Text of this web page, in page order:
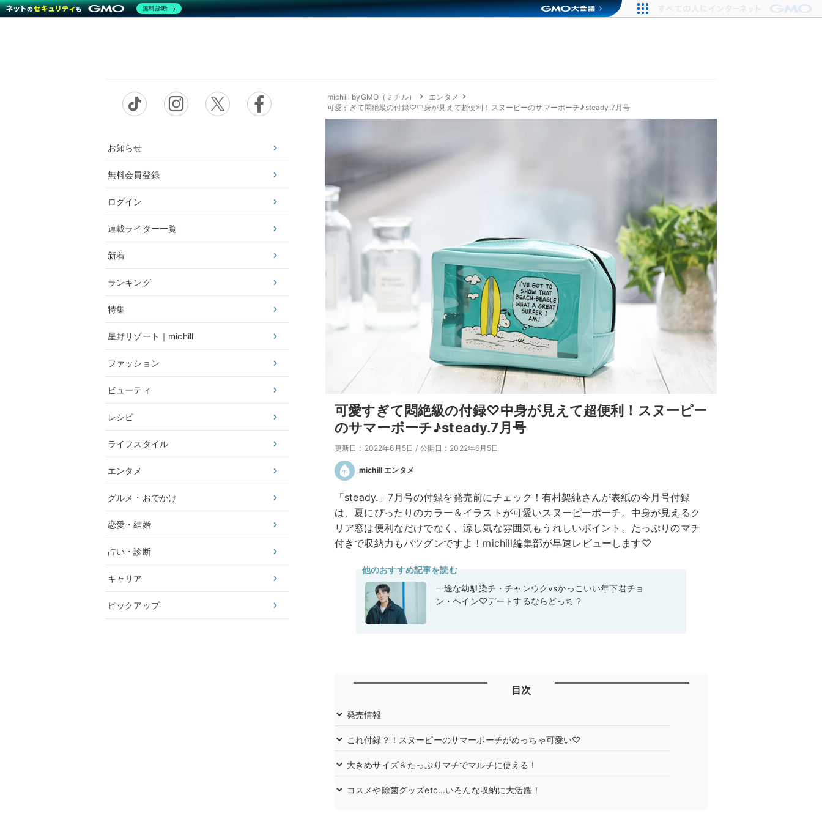
お知らせ
無料会員登録
ログイン
連載ライター一覧
新着
ランキング
特集
星野リゾート｜michill
ファッション
ビューティ
レシピ
ライフスタイル
エンタメ
グルメ・おでかけ
恋愛・結婚
占い・診断
キャリア
ピックアップ
michill byGMO（ミチル）
エンタメ
可愛すぎて悶絶級の付録♡中身が見えて超便利！スヌーピーのサマーポーチ♪steady.7月号
可愛すぎて悶絶級の付録♡中身が見えて超便利！スヌーピー
のサマーポーチ♪steady.7月号
更新日：2022年6月5日 / 公開日：2022年6月5日
michill エンタメ
「steady.」7月号の付録を発売前にチェック！有村架純さんが表紙の今月号付録
は、夏にぴったりのカラー＆イラストが可愛いスヌーピーポーチ。中身が見えるク
リア窓は便利なだけでなく、涼し気な雰囲気もうれしいポイント。たっぷりのマチ
付きで収納力もバツグンですよ！michill編集部が早速レビューします♡
他のおすすめ記事を読む
一途な幼馴染チ・チャンウクvsかっこいい年下君チョ
ン・ヘイン♡デートするならどっち？
目次
発売情報
これ付録？！スヌーピーのサマーポーチがめっちゃ可愛い♡
大きめサイズ＆たっぷりマチでマルチに使える！
コスメや除菌グッズetc…いろんな収納に大活躍！
無料診断